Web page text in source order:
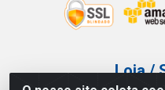
Loja /